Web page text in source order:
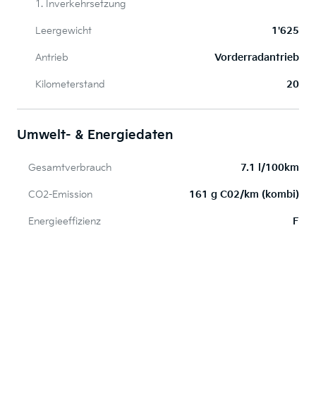
1. Inverkehrsetzung
Leergewicht 1'625
Antrieb Vorderradantrieb
Kilometerstand 20
Umwelt- & Energiedaten
Gesamtverbrauch 7.1 l/100km
CO2-Emission 161 g C02/km (kombi)
Energieeffizienz F